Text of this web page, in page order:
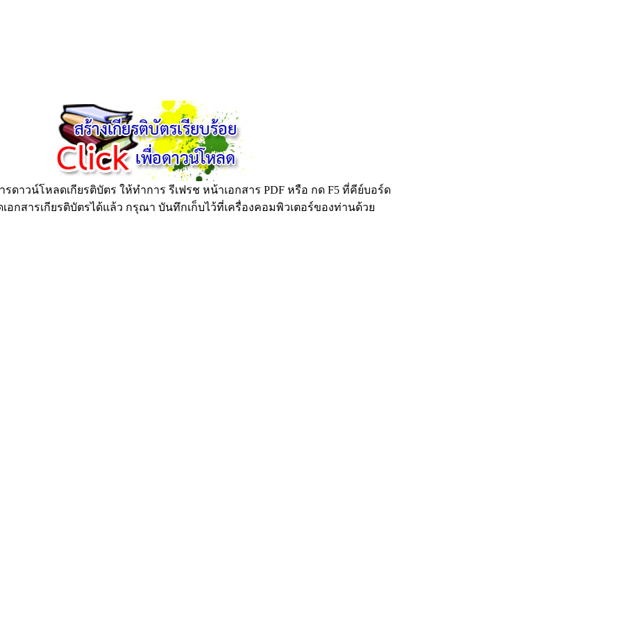
ดาวน์โหลดเกียรติบัตร ให้ทำการ รีเฟรช หน้าเอกสาร PDF หรือ กด F5 ที่คีย์บอร์ด
อกสารเกียรติบัตรได้แล้ว กรุณา บันทึกเก็บไว้ที่เครื่องคอมพิวเตอร์ของท่านด้วย